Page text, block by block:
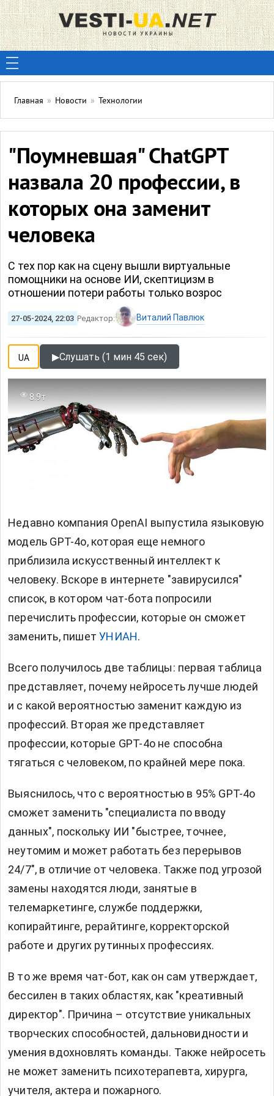
Главная » Новости » Технологии
"Поумневшая" ChatGPT
назвала 20 профессии, в
которых она заменит
человека
С тех пор как на сцену вышли виртуальные
помощники на основе ИИ, скептицизм в
отношении потери работы только возрос
27-05-2024, 22:03 Редактор: Виталий Павлюк
UA ▶Слушать (1 мин 45 сек)
8.9т
Недавно компания OpenAI выпустила языковую
модель GPT-4o, которая еще немного
приблизила искусственный интеллект к
человеку. Вскоре в интернете "завирусился"
список, в котором чат-бота попросили
перечислить профессии, которые он сможет
заменить, пишетУНИАН.
Всего получилось две таблицы: первая таблица
представляет, почему нейросеть лучше людей
и с какой вероятностью заменит каждую из
профессий. Вторая же представляет
профессии, которые GPT-4o не способна
тягаться с человеком, по крайней мере пока.
Выяснилось, что с вероятностью в 95% GPT-4o
сможет заменить "специалиста по вводу
данных", поскольку ИИ "быстрее, точнее,
неутомим и может работать без перерывов
24/7", в отличие от человека. Также под угрозой
замены находятся люди, занятые в
телемаркетинге, службе поддержки,
копирайтинге, рерайтинге, корректорской
работе и других рутинных профессиях.
В то же время чат-бот, как он сам утверждает,
бессилен в таких областях, как "креативный
директор". Причина – отсутствие уникальных
творческих способностей, дальновидности и
умения вдохновлять команды. Также нейросеть
не может заменить психотерапевта, хирурга,
учителя, актера и пожарного.